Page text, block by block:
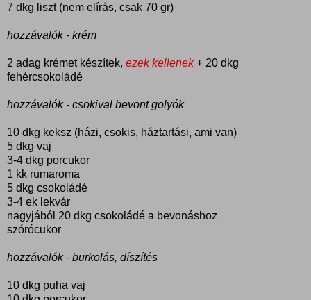
7 dkg liszt (nem elírás, csak 70 gr)
hozzávalók - krém
2 adag krémet készítek, ezek kellenek+ 20 dkg
fehércsokoládé
hozzávalók - csokival bevont golyók
10 dkg keksz (házi, csokis, háztartási, ami van)
5 dkg vaj
3-4 dkg porcukor
1 kk rumaroma
5 dkg csokoládé
3-4 ek lekvár
nagyjából 20 dkg csokoládé a bevonáshoz
szórócukor
hozzávalók - burkolás, díszítés
10 dkg puha vaj